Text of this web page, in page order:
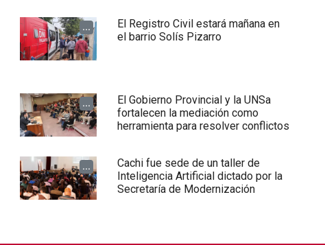
...
El Registro Civil estará mañana en
el barrio Solís Pizarro
...
El Gobierno Provincial y la UNSa
fortalecen la mediación como
herramienta para resolver conflictos
...
Cachi fue sede de un taller de
Inteligencia Artificial dictado por la
Secretaría de Modernización